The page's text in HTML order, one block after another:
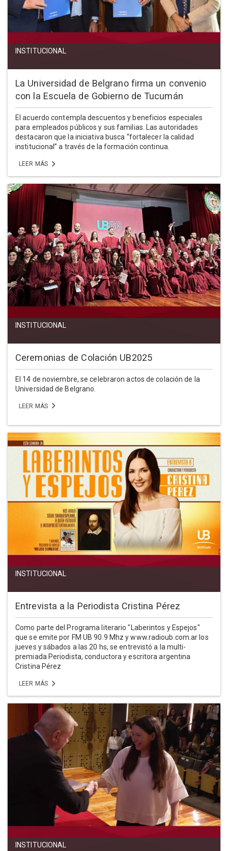
INSTITUCIONAL
La Universidad de Belgrano firma un convenio
con la Escuela de Gobierno de Tucumán
El acuerdo contempla descuentos y beneficios especiales
para empleados públicos y sus familias. Las autoridades
destacaron que la iniciativa busca “fortalecer la calidad
institucional” a través de la formación continua.
LEER MÁS
INSTITUCIONAL
Ceremonias de Colación UB2025
El 14 de noviembre, se celebraron actos de colación de la
Universidad de Belgrano.
LEER MÁS
INSTITUCIONAL
Entrevista a la Periodista Cristina Pérez
Como parte del Programa literario "Laberintos y Espejos"
que se emite por FM UB 90.9 Mhz y www.radioub.com.ar los
jueves y sábados a las 20 hs, se entrevistó a la multi-
premiada Periodista, conductora y escritora argentina
Cristina Pérez
LEER MÁS
INSTITUCIONAL